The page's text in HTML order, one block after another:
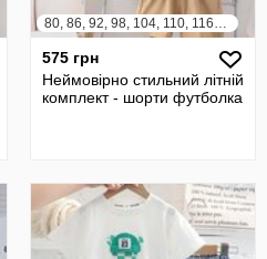
80, 86, 92, 98, 104, 110, 116, 122
575 грн
Неймовірно стильний літній
комплект - шорти футболка